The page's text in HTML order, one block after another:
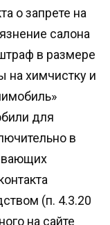
о запрете на
салона
в размере
на химчистку и
для
в
(п. 4.3.20
на сайте